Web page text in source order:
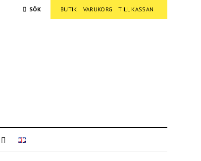
BUTIK VARUKORG TILL KASSAN
SÖK